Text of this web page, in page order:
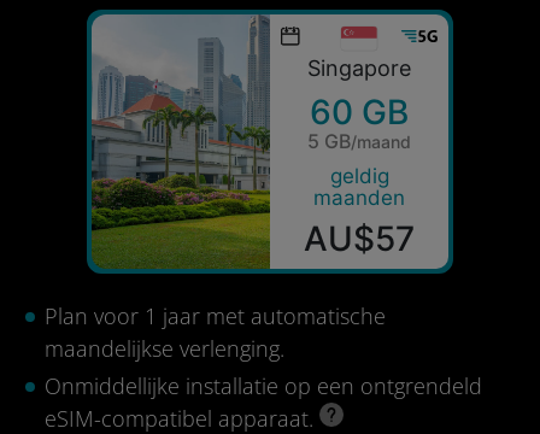
Singapore
60 GB
5 GB/maand
geldig
maanden
AU$57
Plan voor 1 jaar met automatische
maandelijkse verlenging.
Onmiddellijke installatie op een ontgrendeld
eSIM-compatibel apparaat.